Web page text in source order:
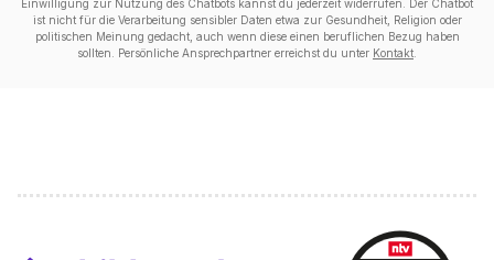
Einwilligung zur Nutzung des Chatbots kannst du jederzeit widerrufen. Der Chatbot
ist nicht für die Verarbeitung sensibler Daten etwa zur Gesundheit, Religion oder
politischen Meinung gedacht, auch wenn diese einen beruflichen Bezug haben
sollten. Persönliche Ansprechpartner erreichst du unter Kontakt